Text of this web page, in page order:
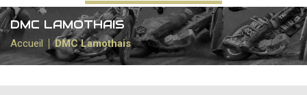
RÉSULTATS
SPEEDWAY ACADÉMIE
PHOTOS / VIDÉOS
DMC LAMOTHAIS
Accueil DMC Lamothais